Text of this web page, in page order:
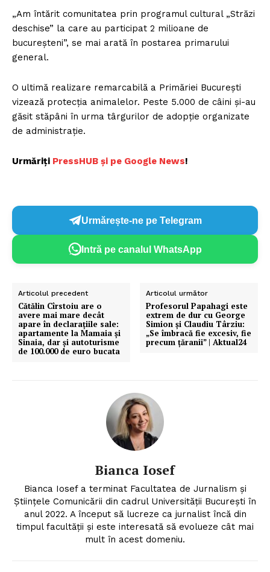
„Am întărit comunitatea prin programul cultural „Străzi
deschise” la care au participat 2 milioane de
bucureșteni”, se mai arată în postarea primarului
general.
O ultimă realizare remarcabilă a Primăriei București
vizează protecția animalelor. Peste 5.000 de câini și-au
găsit stăpâni în urma târgurilor de adopție organizate
de administrație.
Urmăriți PressHUB și pe Google News!
Urmărește-ne pe Telegram
Intră pe canalul WhatsApp
Articolul precedent
Cătălin Cîrstoiu are o
avere mai mare decât
apare în declarațiile sale:
apartamente la Mamaia și
Sinaia, dar și autoturisme
de 100.000 de euro bucata
Articolul următor
Profesorul Papahagi este
extrem de dur cu George
Simion și Claudiu Târziu:
„Se îmbracă fie excesiv, fie
precum țăranii” | Aktual24
Bianca Iosef
Bianca Iosef a terminat Facultatea de Jurnalism și
Științele Comunicării din cadrul Universității București în
anul 2022. A început să lucreze ca jurnalist încă din
timpul facultății și este interesată să evolueze cât mai
mult în acest domeniu.